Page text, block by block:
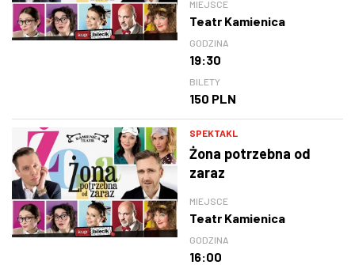
MIEJSCE
Teatr Kamienica
GODZINA
19:30
BILETY
150 PLN
SPEKTAKL
Żona potrzebna od
zaraz
MIEJSCE
Teatr Kamienica
GODZINA
16:00